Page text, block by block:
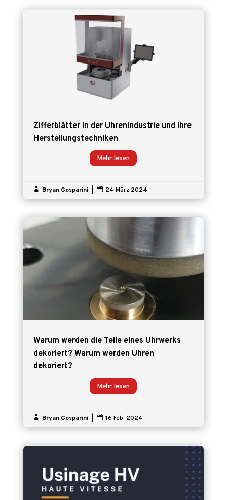
Zifferblätter in der Uhrenindustrie und ihre
Herstellungstechniken
Mehr lesen
 Bryan Gosparini  24 März 2024
Warum werden die Teile eines Uhrwerks
dekoriert? Warum werden Uhren
dekoriert?
Mehr lesen
 Bryan Gosparini  16 Feb. 2024